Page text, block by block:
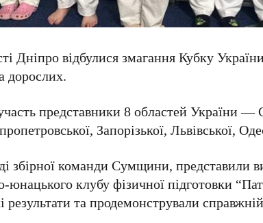
Дніпро відбулися змагання Кубку
дорослих.
представники 8 областей України —
Запорізької, Львівської,
збірної команди Сумщини, представили
юнацького клубу фізичної підготовки
результати та продемонстрували